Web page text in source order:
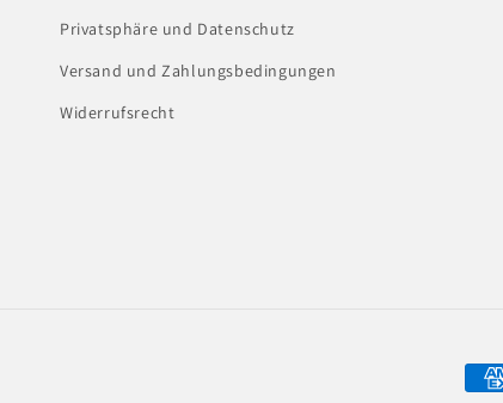
Privatsphäre und Datenschutz
Versand und Zahlungsbedingungen
Widerrufsrecht